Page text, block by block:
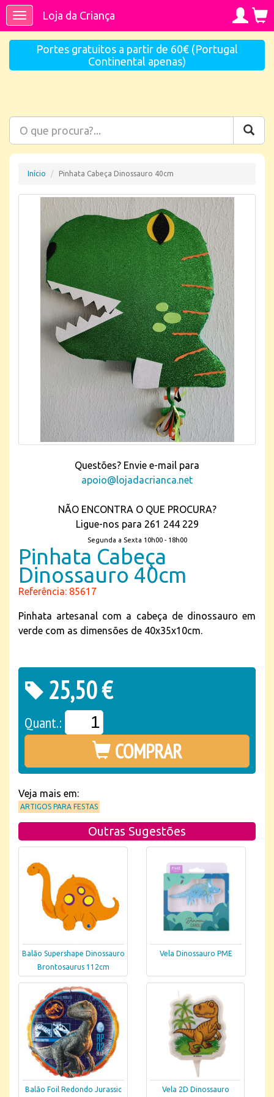
ToggleLoja da Criança
Portes gratuitos a partir de 60€ (Portugal
Continental apenas)
Início Pinhata Cabeça Dinossauro 40cm
Questões? Envie e-mail para
apoio@lojadacrianca.net
NÃO ENCONTRA O QUE PROCURA?
Ligue-nos para 261 244 229
Segunda a Sexta 10h00 - 18h00
Pinhata Cabeça
Dinossauro 40cm
Referência: 85617
Pinhata artesanal com a cabeça de dinossauro em
verde com as dimensões de 40x35x10cm.
25,50 €
Quant.:
COMPRAR
Veja mais em:
ARTIGOS PARA FESTAS
Outras Sugestões
Balão Supershape Dinossauro
Brontosaurus 112cm
Vela Dinossauro PME
Balão Foil Redondo Jurassic Vela 2D Dinossauro